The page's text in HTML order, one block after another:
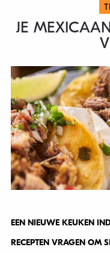
JE
EEN NIEUWE KEUKEN
RECEPTEN VRAGEN OM